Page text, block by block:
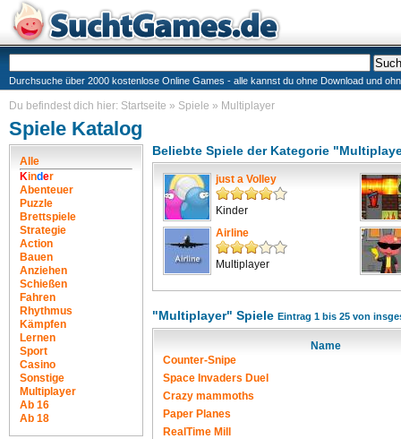
Durchsuche über 2000 kostenlose Online Games - alle kannst du ohne Download und
Du befindest dich hier: Startseite » Spiele » Multiplayer
Spiele Katalog
Alle
Kinder
Abenteuer
Puzzle
Brettspiele
Strategie
Action
Bauen
Anziehen
Schießen
Fahren
Rhythmus
Kämpfen
Lernen
Sport
Casino
Sonstige
Multiplayer
Ab 16
Ab 18
Beliebte Spiele der Kategorie
just a Volley
Kinder
Airline
Multiplayer
"Multiplayer" Spiele Eintrag 1 bis 25 von
Name
Counter-Snipe
Space Invaders Duel
Crazy mammoths
Paper Planes
RealTime Mill